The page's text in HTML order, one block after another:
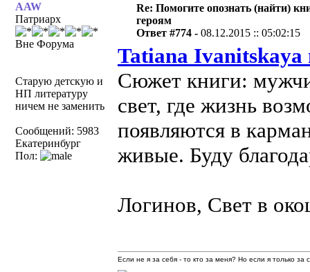
AAW
Патриарх
Вне Форума
Старую детскую и
НП литературу
ничем не заменить
Сообщений: 5983
Екатеринбург
Пол:
Re: Помогите опознать (найти)
героям
Ответ #774 -08.12.2015 :: 05:02:15
Tatiana Ivanitskaya
Сюжет книги:
свет, где жизнь
появляются в
живые. Буду
Логинов, Свет в
Если не я за себя - то кто за меня? Но если я только